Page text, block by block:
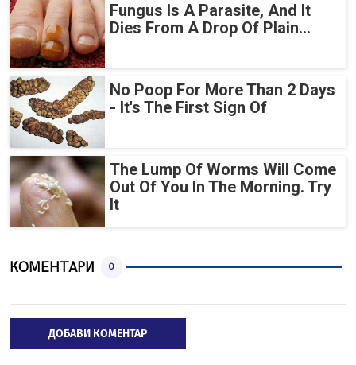
Fungus Is A Parasite, And It
Dies From A Drop Of Plain...
No Poop For More Than 2 Days
- It's The First Sign Of
The Lump Of Worms Will Come
Out Of You In The Morning. Try
It
КОМЕНТАРИ 0
ДОБАВИ КОМЕНТАР